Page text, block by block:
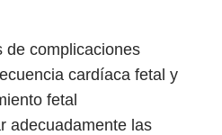
de complicaciones
cardíaca fetal y
fetal
adecuadamente las